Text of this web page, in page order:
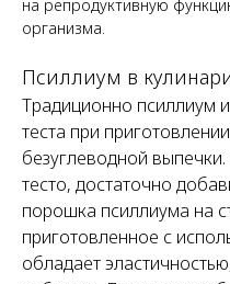
на репродуктивную
организма.
Псиллиум в
Традиционно псиллиум
теста при
безуглеводной
тесто, достаточно
порошка псиллиума на
приготовленное с
обладает